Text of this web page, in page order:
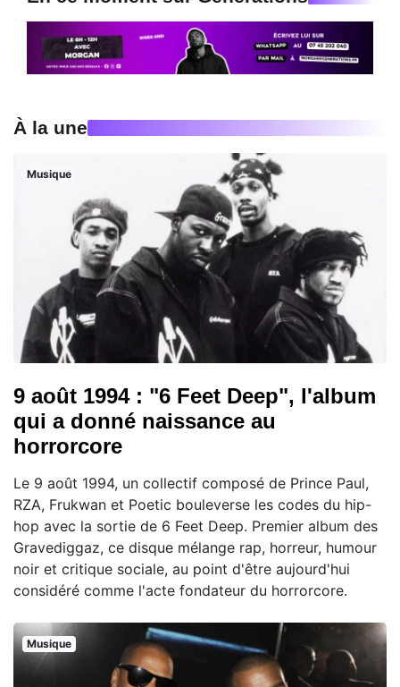
À la une
Musique
9 août 1994 : "6 Feet Deep", l'album
qui a donné naissance au
horrorcore
Le 9 août 1994, un collectif composé de Prince Paul,
RZA, Frukwan et Poetic bouleverse les codes du hip-
hop avec la sortie de 6 Feet Deep. Premier album des
Gravediggaz, ce disque mélange rap, horreur, humour
noir et critique sociale, au point d'être aujourd'hui
considéré comme l'acte fondateur du horrorcore.
Musique